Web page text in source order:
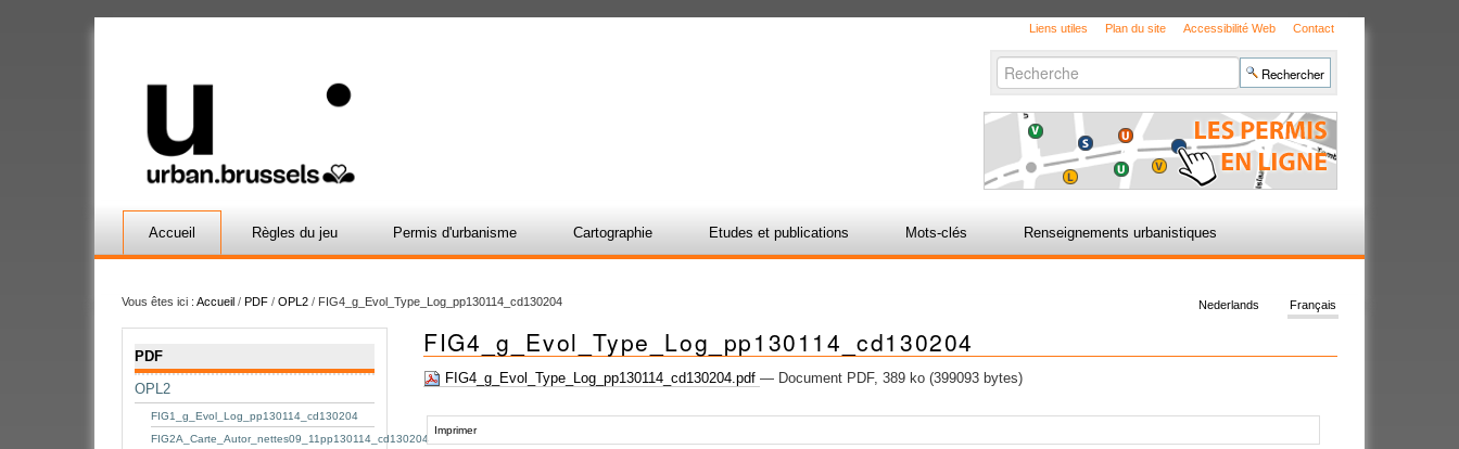
Liens utiles Plan du site Accessibilité Web Contact
Chercher par
avancée…
Accueil Règles du jeu Permis d'urbanisme Cartographie Etudes et publications Mots-clés Renseignements urbanistiques
Vous êtes ici : Accueil / PDF / OPL2 / FIG4_g_Evol_Type_Log_pp130114_cd130204 Français
Nederlands
PDF
OPL2
FIG1_g_Evol_Log_pp130114_cd130204
FIG2A_Carte_Autor_nettes09_11pp130114_cd130204
FIG4_g_Evol_Type_Log_pp130114_cd130204
FIG4_g_Evol_Type_Log_pp130114_cd130204.pdf— Document PDF, 389 ko (399093 bytes)
surImprimer